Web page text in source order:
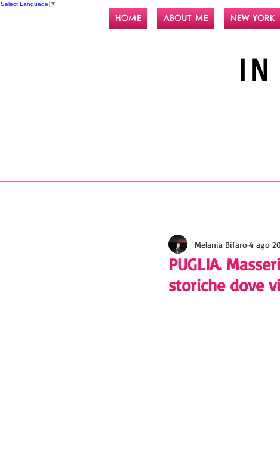
Select Language ▼
HOME ABOUT ME NEW YORK
IN
PUGLIA.
storiche dove
Melania Bifaro 4 ago